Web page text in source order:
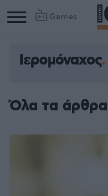
Games
Ιερομόναχος
Όλα τα